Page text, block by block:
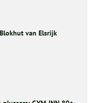
van Elsrijk